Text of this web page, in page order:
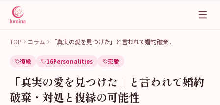
TOP コラム 「真実の愛を見つけた」と言われて婚約破棄...
復縁 16Personalities 恋愛
「真実の愛を見つけた」と言われて婚約
破棄・対処と復縁の可能性